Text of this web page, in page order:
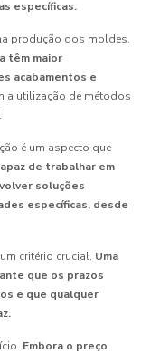
específicas.
produção dos moldes.
têm maior
acabamentos e
a utilização de métodos
é um aspecto que
de trabalhar em
soluções
específicas, desde
critério crucial. Uma
que os prazos
e que qualquer
Embora o preço